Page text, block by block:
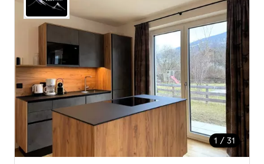
1 / 31